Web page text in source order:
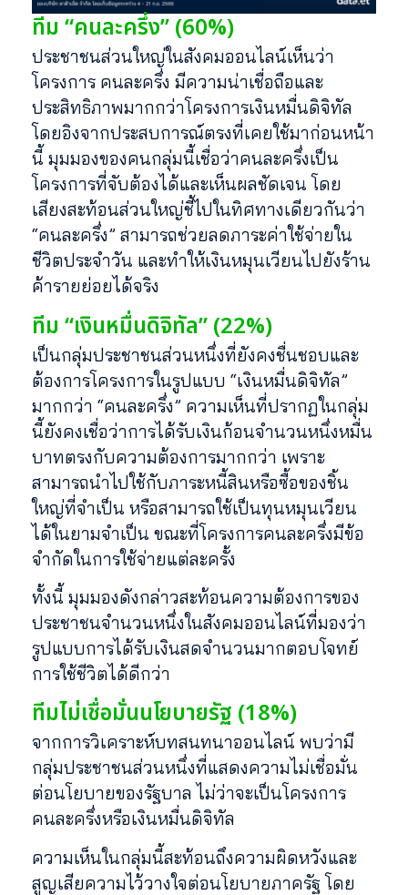
ทีม “คนละครึ่ง” (60%)
ประชาชนส่วนใหญ่ในสังคมออนไลน์เห็นว่า
โครงการ คนละครึ่ง มีความน่าเชื่อถือและ
ประสิทธิภาพมากกว่าโครงการเงินหมื่นดิจิทัล
โดยอิงจากประสบการณ์ตรงที่เคยใช้มาก่อนหน้า
นี้ มุมมองของคนกลุ่มนี้เชื่อว่าคนละครึ่งเป็น
โครงการที่จับต้องได้และเห็นผลชัดเจน โดย
เสียงสะท้อนส่วนใหญ่ชี้ไปในทิศทางเดียวกันว่า
“คนละครึ่ง” สามารถช่วยลดภาระค่าใช้จ่ายใน
ชีวิตประจำวัน และทำให้เงินหมุนเวียนไปยังร้าน
ค้ารายย่อยได้จริง
ทีม “เงินหมื่นดิจิทัล” (22%)
เป็นกลุ่มประชาชนส่วนหนึ่งที่ยังคงชื่นชอบและ
ต้องการโครงการในรูปแบบ “เงินหมื่นดิจิทัล”
มากกว่า “คนละครึ่ง” ความเห็นที่ปรากฏในกลุ่ม
นี้ยังคงเชื่อว่าการได้รับเงินก้อนจำนวนหนึ่งหมื่น
บาทตรงกับความต้องการมากกว่า เพราะ
สามารถนำไปใช้กับภาระหนี้สินหรือซื้อของชิ้น
ใหญ่ที่จำเป็น หรือสามารถใช้เป็นทุนหมุนเวียน
ได้ในยามจำเป็น ขณะที่โครงการคนละครึ่งมีข้อ
จำกัดในการใช้จ่ายแต่ละครั้ง
ทั้งนี้ มุมมองดังกล่าวสะท้อนความต้องการของ
ประชาชนจำนวนหนึ่งในสังคมออนไลน์ที่มองว่า
รูปแบบการได้รับเงินสดจำนวนมากตอบโจทย์
การใช้ชีวิตได้ดีกว่า
ทีมไม่เชื่อมั่นนโยบายรัฐ (18%)
จากการวิเคราะห์บทสนทนาออนไลน์ พบว่ามี
กลุ่มประชาชนส่วนหนึ่งที่แสดงความไม่เชื่อมั่น
ต่อนโยบายของรัฐบาล ไม่ว่าจะเป็นโครงการ
คนละครึ่งหรือเงินหมื่นดิจิทัล
ความเห็นในกลุ่มนี้สะท้อนถึงความผิดหวังและ
สูญเสียความไว้วางใจต่อนโยบายภาครัฐ โดย